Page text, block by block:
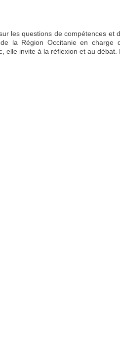
les questions de compétences et
la Région Occitanie en
elle invite à la réflexion et au débat.